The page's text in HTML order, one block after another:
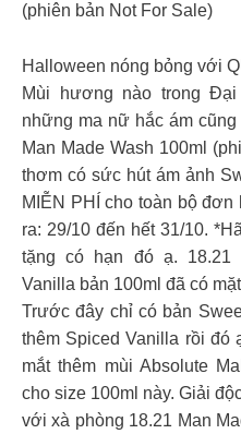
(phiên bản Not For Sale)
Halloween nóng bỏng với
Mùi hương nào trong
những ma nữ hắc ám cũng
Man Made Wash 100ml
thơm có sức hút ám ảnh
MIỄN PHÍ cho toàn bộ
ra: 29/10 đến hết 31/10.
tặng có hạn đó ạ. 18.21
Vanilla bản 100ml đã có
Trước đây chỉ có bản
thêm Spiced Vanilla rồi đó
mắt thêm mùi Absolute
cho size 100ml này. Giải
với xà phòng 18.21 Man